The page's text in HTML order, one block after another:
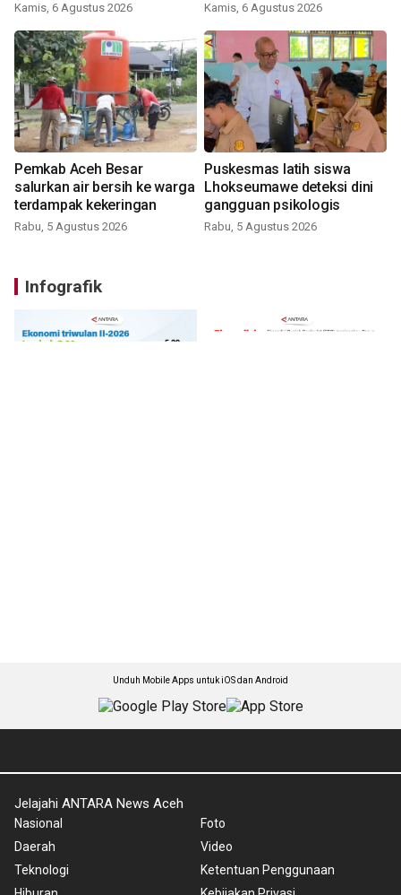
Kamis, 6 Agustus 2026 Kamis, 6 Agustus 2026
Pemkab Aceh Besar
salurkan air bersih ke warga
terdampak kekeringan
Rabu, 5 Agustus 2026
Puskesmas latih siswa
Lhokseumawe deteksi dini
gangguan psikologis
Rabu, 5 Agustus 2026
Infografik
Unduh Mobile Apps untuk iOS dan Android
Jelajahi ANTARA News Aceh
Nasional
Daerah
Teknologi
Foto
Video
Ketentuan Penggunaan